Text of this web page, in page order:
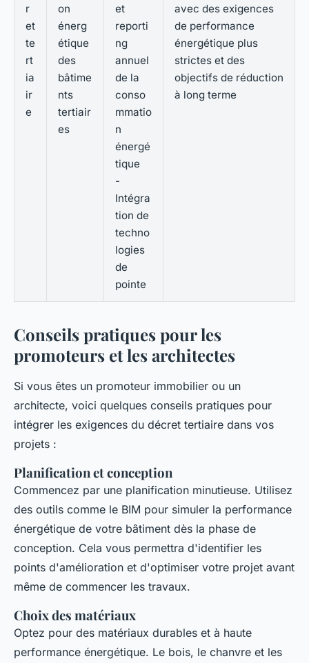
r
et
te
rt
ia
ir
e
on
énerg
étique
des
bâtime
nts
tertiair
es
et
reporti
ng
annuel
de la
conso
mmatio
n
énergé
tique
-
Intégra
tion de
techno
logies
de
pointe
avec des exigences
de performance
énergétique plus
strictes et des
objectifs de réduction
à long terme
Conseils pratiques pour les
promoteurs et les architectes
Si vous êtes un promoteur immobilier ou un
architecte, voici quelques conseils pratiques pour
intégrer les exigences du décret tertiaire dans vos
projets :
Planification et conception
Commencez par une planification minutieuse. Utilisez
des outils comme le BIM pour simuler la performance
énergétique de votre bâtiment dès la phase de
conception. Cela vous permettra d'identifier les
points d'amélioration et d'optimiser votre projet avant
même de commencer les travaux.
Choix des matériaux
Optez pour des matériaux durables et à haute
performance énergétique. Le bois, le chanvre et les